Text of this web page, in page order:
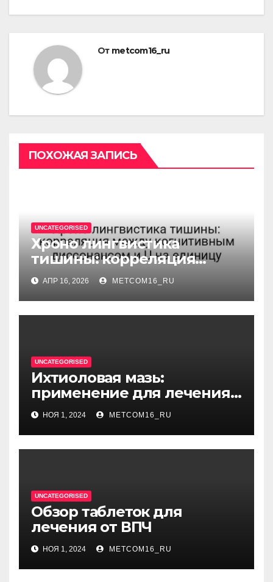
От metcom16_ru
ПОХОЖАЯ ЗАПИСЬ
UNCATEGORISED
Хроно лингвистика
тишины: корреляция
между когнитивным
диссонансом и U на
единицу
АПР 16, 2026 METCOM16_RU
UNCATEGORISED
Ихтиоловая мазь:
применение для лечения
фурункулов
НОЯ 1, 2024 METCOM16_RU
UNCATEGORISED
Обзор таблеток для
лечения от ВПЧ
НОЯ 1, 2024 METCOM16_RU